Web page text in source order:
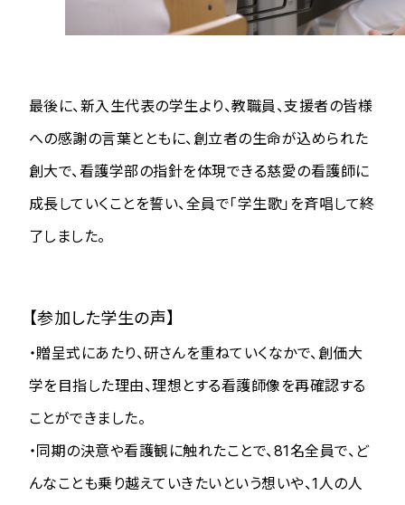
最後に、新入生代表の学生より、教職員、支援者の皆様
への感謝の言葉とともに、創立者の生命が込められた
創大で、看護学部の指針を体現できる慈愛の看護師に
成長していくことを誓い、全員で「学生歌」を斉唱して終
了しました。
【参加した学生の声】
・贈呈式にあたり、研さんを重ねていくなかで、創価大
学を目指した理由、理想とする看護師像を再確認する
ことができました。
・同期の決意や看護観に触れたことで、81名全員で、ど
んなことも乗り越えていきたいという想いや、1人の人